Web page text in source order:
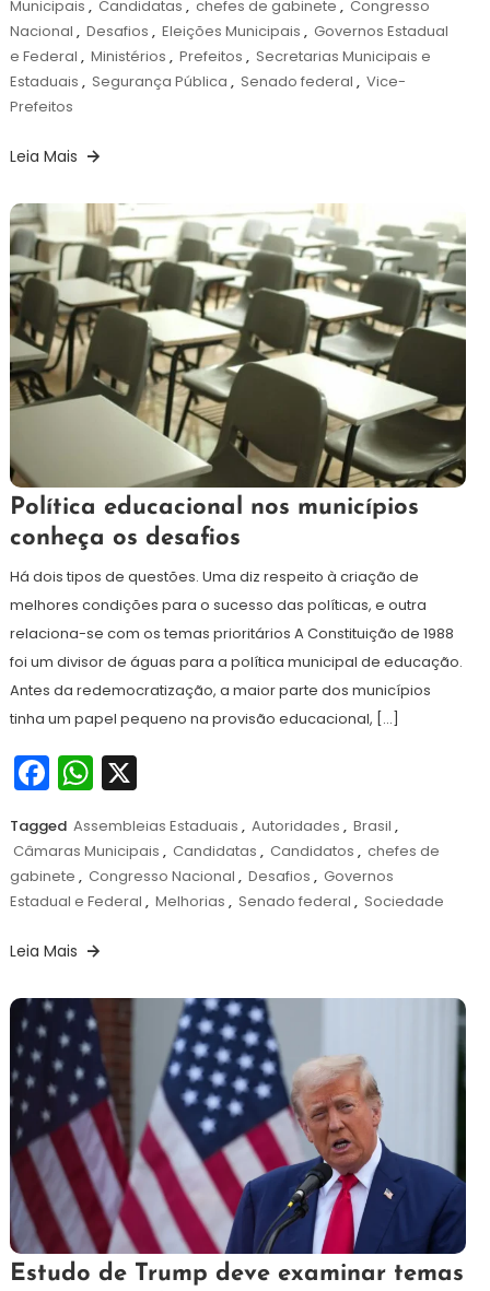
Municipais , Candidatas , chefes de gabinete , Congresso
Nacional , Desafios , Eleições Municipais , Governos Estadual
e Federal , Ministérios , Prefeitos , Secretarias Municipais e
Estaduais , Segurança Pública , Senado federal , Vice-
Prefeitos
Leia Mais
3
setembro
de
Redação
Política educacional nos municípios
conheça os desafios
Há dois tipos de questões. Uma diz respeito à criação de
melhores condições para o sucesso das políticas, e outra
relaciona-se com os temas prioritários A Constituição de 1988
foi um divisor de águas para a política municipal de educação.
Antes da redemocratização, a maior parte dos municípios
tinha um papel pequeno na provisão educacional, […]
Facebook
WhatsApp
X
Tagged Assembleias Estaduais , Autoridades , Brasil ,
Câmaras Municipais , Candidatas , Candidatos , chefes de
gabinete , Congresso Nacional , Desafios , Governos
Estadual e Federal , Melhorias , Senado federal , Sociedade
Leia Mais
21
Redação
Estudo de Trump deve examinar temas